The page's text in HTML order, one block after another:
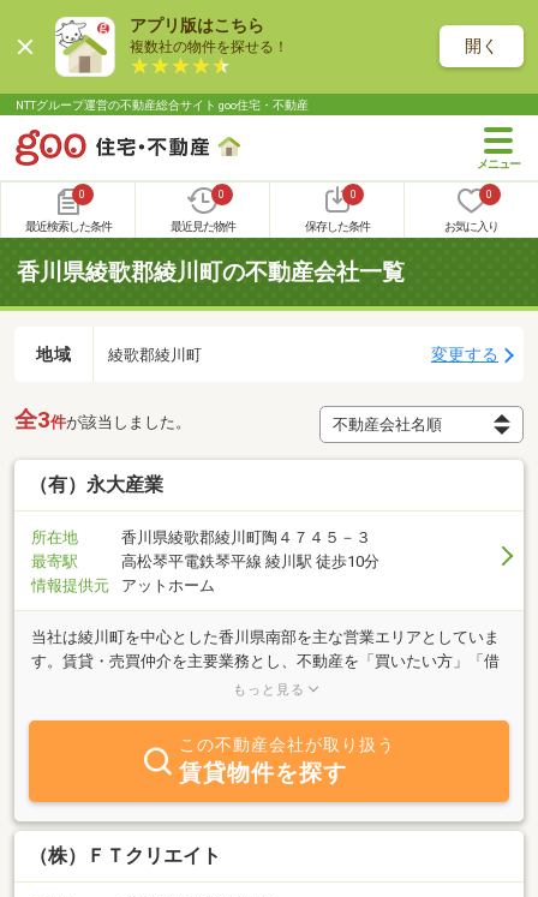
アプリ版はこちら
複数社の物件を探せる！ 開く
NTTグループ運営の不動産総合サイト goo住宅・不動産
0
最近検索した条件
0
最近見た物件
0
保存した条件
0
お気に入り
香川県綾歌郡綾川町の不動産会社一覧
地域 綾歌郡綾川町 変更する
全3件が該当しました。
（有）永大産業
所在地
香川県綾歌郡綾川町陶４７４５－３
最寄駅
高松琴平電鉄琴平線 綾川駅 徒歩10分
情報提供元
アットホーム
当社は綾川町を中心とした香川県南部を主な営業エリアとしていま
す。賃貸・売買仲介を主要業務とし、不動産を「買いたい方」「借
りたい方」、「売りたい方」「貸したい方」の双方の立場よりのご
信頼され・感謝され、将来にわたって強い絆で結ばれていくような
パートナーとなっていくことをモットーとして努めてまいります。
どんな些細な事でも構いませんので、まずは一度ご連絡下さい。皆
様のご来店を心よりお待ちしております。◆◆※定休日は日曜日で
す。（入退去の立会いに関しましては対応致します）◆◆
もっと見る
この不動産会社が取り扱う
賃貸物件を探す
（株）ＦＴクリエイト